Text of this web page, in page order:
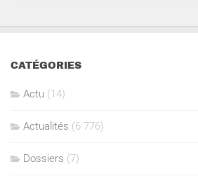
CATÉGORIES
Actu (14)
Actualités (6 776)
Dossiers (7)